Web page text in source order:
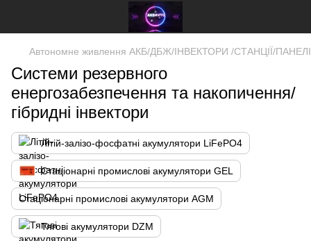
Автономне живлення АКБ/ДБЖ/ІНВЕКТОРИ /СТАНЦІЇ/
Системи резервного
енергозабезпечення та накопичення/
гібридні інвектори
Літій-залізо-фосфатні акумулятори LiFePO4
Стаціонарні промислові акумулятори GEL
Стаціонарні промислові акумулятори AGM
Тягові акумулятори DZM